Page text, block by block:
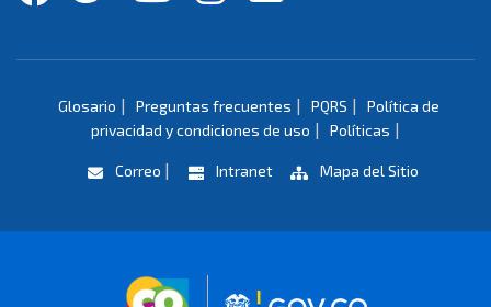
Glosario | Preguntas frecuentes | PQRS |
Política de
privacidad y condiciones de uso | Políticas |
Correo | Intranet Mapa del Sitio
Logo marca Colombia
Logo Gobierno